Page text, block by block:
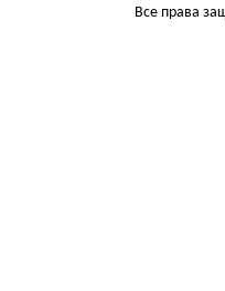
Все права